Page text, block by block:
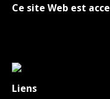
Ce site Web est
Liens